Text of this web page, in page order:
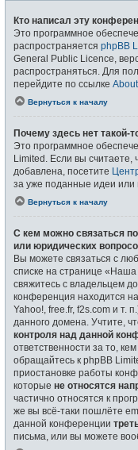
Кто написал эту
Это программное
распространяется phpBB
General Public Licence,
распространяться. Для
перейдите по ссылке
Вернуться к началу
Почему здесь нет такой-
Это программное
Limited. Если вы считаете,
добавлена, посетите
за уже поданные идеи или
Вернуться к началу
С кем можно связаться
или юридических
Вы можете связаться с
списке на странице «Наша
свяжитесь с владельцем
конференция находится
Yahoo!, free.fr, f2s.com и т.
данного домена. Учтите,
контроля над данной
ответственности за то,
обращайтесь к phpBB
приостановке работы
которые не относятся
частично относятся к
же вы всё-таки пошлёте
данной конференции
письма, или вы можете